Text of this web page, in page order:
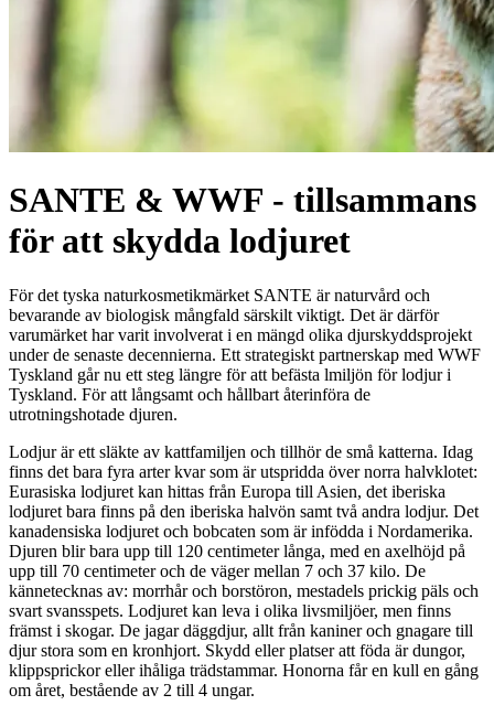
SANTE & WWF - tillsammans
för att skydda lodjuret
För det tyska naturkosmetikmärket SANTE är naturvård och
bevarande av biologisk mångfald särskilt viktigt. Det är därför
varumärket har varit involverat i en mängd olika djurskyddsprojekt
under de senaste decennierna. Ett strategiskt partnerskap med WWF
Tyskland går nu ett steg längre för att befästa lmiljön för lodjur i
Tyskland. För att långsamt och hållbart återinföra de
utrotningshotade djuren.
Lodjur är ett släkte av kattfamiljen och tillhör de små katterna. Idag
finns det bara fyra arter kvar som är utspridda över norra halvklotet:
Eurasiska lodjuret kan hittas från Europa till Asien, det iberiska
lodjuret bara finns på den iberiska halvön samt två andra lodjur. Det
kanadensiska lodjuret och bobcaten som är infödda i Nordamerika.
Djuren blir bara upp till 120 centimeter långa, med en axelhöjd på
upp till 70 centimeter och de väger mellan 7 och 37 kilo. De
kännetecknas av: morrhår och borstöron, mestadels prickig päls och
svart svansspets. Lodjuret kan leva i olika livsmiljöer, men finns
främst i skogar. De jagar däggdjur, allt från kaniner och gnagare till
djur stora som en kronhjort. Skydd eller platser att föda är dungor,
klippsprickor eller ihåliga trädstammar. Honorna får en kull en gång
om året, bestående av 2 till 4 ungar.